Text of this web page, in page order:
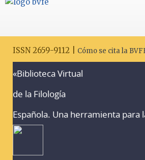
ISSN 2659-9112 | Cómo se cita la
«Biblioteca Virtual
de la Filología
Española. Una herramienta para